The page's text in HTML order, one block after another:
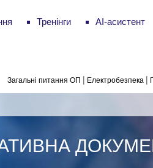
Тренінги AI-асистент
Загальні питання ОП | Електробезпека |